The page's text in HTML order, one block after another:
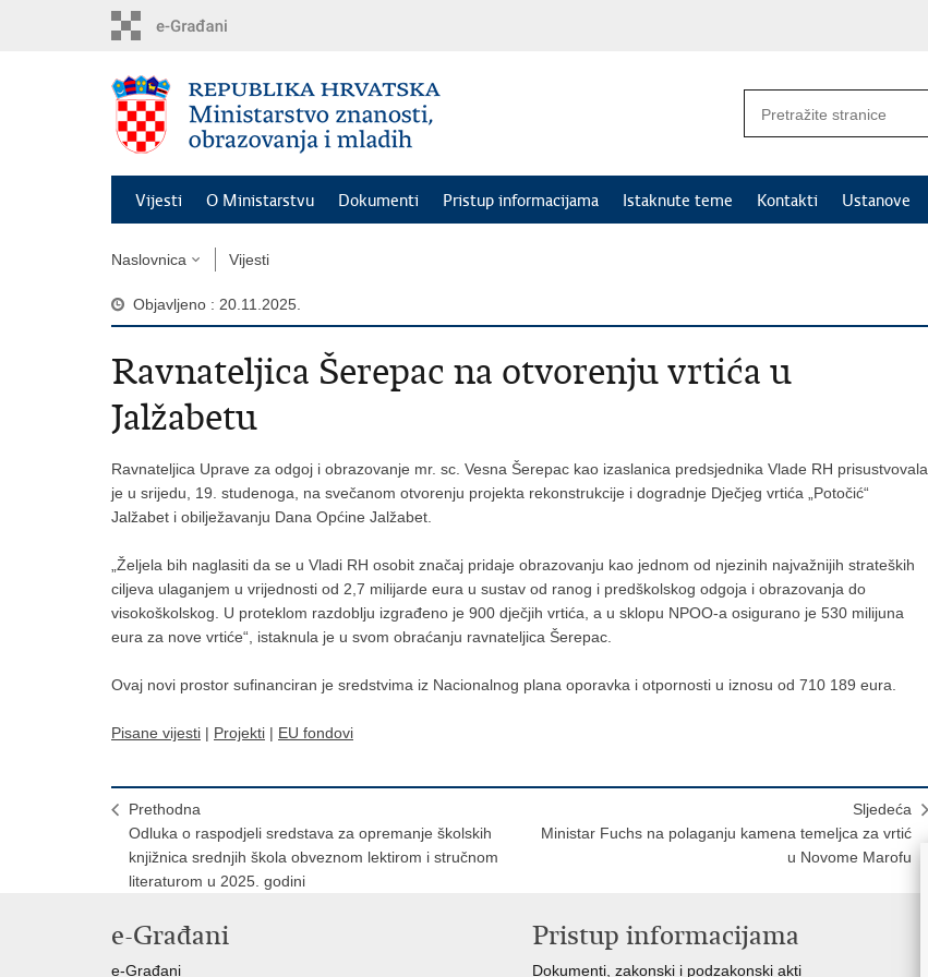
Vijesti O Ministarstvu Dokumenti Pristup informacijama Istaknute teme Kontakti Ustanove
Naslovnica Vijesti
Objavljeno : 20.11.2025.
Ravnateljica Šerepac na otvorenju vrtića u
Jalžabetu
Ravnateljica Uprave za odgoj i obrazovanje mr. sc. Vesna Šerepac kao izaslanica predsjednika Vlade RH prisustvovala
je u srijedu, 19. studenoga, na svečanom otvorenju projekta rekonstrukcije i dogradnje Dječjeg vrtića „Potočić“
Jalžabet i obilježavanju Dana Općine Jalžabet.
„Željela bih naglasiti da se u Vladi RH osobit značaj pridaje obrazovanju kao jednom od njezinih najvažnijih strateških
ciljeva ulaganjem u vrijednosti od 2,7 milijarde eura u sustav od ranog i predškolskog odgoja i obrazovanja do
visokoškolskog. U proteklom razdoblju izgrađeno je 900 dječjih vrtića, a u sklopu NPOO-a osigurano je 530 milijuna
eura za nove vrtiće“, istaknula je u svom obraćanju ravnateljica Šerepac.
Ovaj novi prostor sufinanciran je sredstvima iz Nacionalnog plana oporavka i otpornosti u iznosu od 710 189 eura.
Pisane vijesti | Projekti | EU fondovi
Prethodna
Odluka o raspodjeli sredstava za opremanje školskih
knjižnica srednjih škola obveznom lektirom i stručnom
literaturom u 2025. godini
Sljedeća
Ministar Fuchs na polaganju kamena temeljca za vrtić
u Novome Marofu
e-Građani
e-Građani
Pristup informacijama
Dokumenti, zakonski i podzakonski akti